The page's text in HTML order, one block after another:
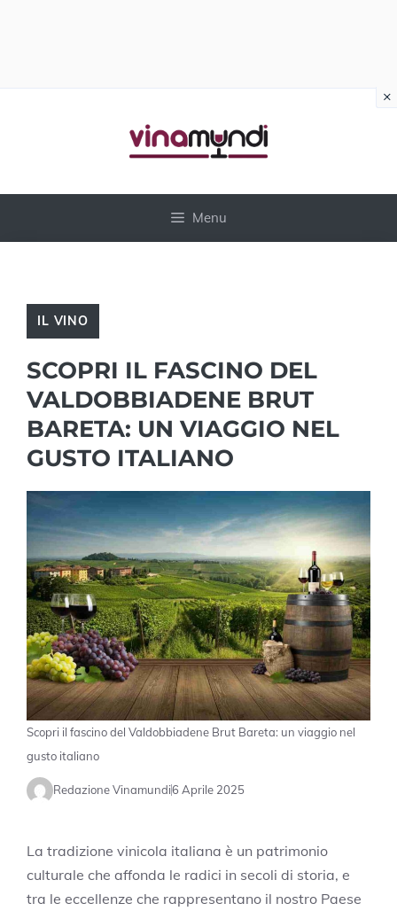
Menu
IL VINO
SCOPRI IL FASCINO DEL
VALDOBBIADENE BRUT
BARETA: UN VIAGGIO NEL
GUSTO ITALIANO
Scopri il fascino del Valdobbiadene Brut Bareta: un viaggio nel
gusto italiano
Redazione Vinamundi6 Aprile 2025
La tradizione vinicola italiana è un patrimonio
culturale che affonda le radici in secoli di storia, e
tra le eccellenze che rappresentano il nostro Paese
×